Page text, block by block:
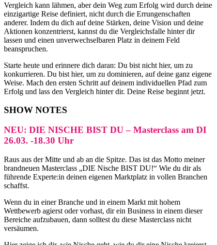
Vergleich kann lähmen, aber dein Weg zum Erfolg wird durch deine
einzigartige Reise definiert, nicht durch die Errungenschaften
anderer. Indem du dich auf deine Stärken, deine Vision und deine
Aktionen konzentrierst, kannst du die Vergleichsfalle hinter dir
lassen und einen unverwechselbaren Platz in deinem Feld
beanspruchen.
Starte heute und erinnere dich daran: Du bist nicht hier, um zu
konkurrieren. Du bist hier, um zu dominieren, auf deine ganz eigene
Weise. Mach den ersten Schritt auf deinem individuellen Pfad zum
Erfolg und lass den Vergleich hinter dir. Deine Reise beginnt jetzt.
SHOW NOTES
NEU: DIE NISCHE BIST DU – Masterclass am DI
26.03. -18.30 Uhr
Raus aus der Mitte und ab an die Spitze. Das ist das Motto meiner
brandneuen Masterclass „DIE Nische BIST DU!“ Wie du dir als
führende Experte:in deinen eigenen Marktplatz in vollen Branchen
schaffst.
Wenn du in einer Branche und in einem Markt mit hohem
Wettbewerb agierst oder vorhast, dir ein Business in einem dieser
Bereiche aufzubauen, dann solltest du diese Masterclass nicht
versäumen.